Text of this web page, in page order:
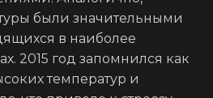
были значительными
в наиболее
2015 год запомнился как
температур и